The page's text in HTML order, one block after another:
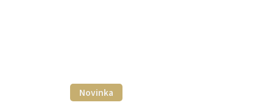
Novinka